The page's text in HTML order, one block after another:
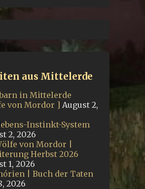
aus Mittelerde
in Mittelerde
von Mordor ] August 2,
Instinkt-System
2, 2026
von Mordor |
Herbst 2026
1, 2026
| Buch der Taten
2026